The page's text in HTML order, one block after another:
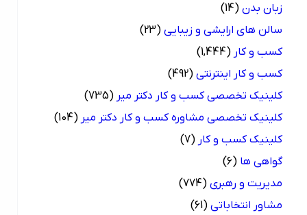
زبان بدن (14)
سالن های ارایشی و زیبایی (23)
کسب و کار (1,444)
کسب و کار اینترنتی (492)
کلینیک تخصصی کسب و کار دکتر میر (735)
کلینیک تخصصی مشاوره کسب و کار دکتر میر (104)
کلینیک کسب و کار (7)
گواهی ها (6)
مدیریت و رهبری (774)
مشاور انتخاباتی (61)